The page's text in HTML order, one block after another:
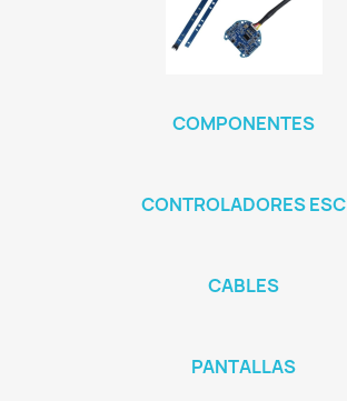
COMPONENTES
CONTROLADORES ESC
CABLES
PANTALLAS